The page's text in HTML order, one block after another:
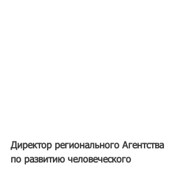
Директор регионального Агентства
по развитию человеческого